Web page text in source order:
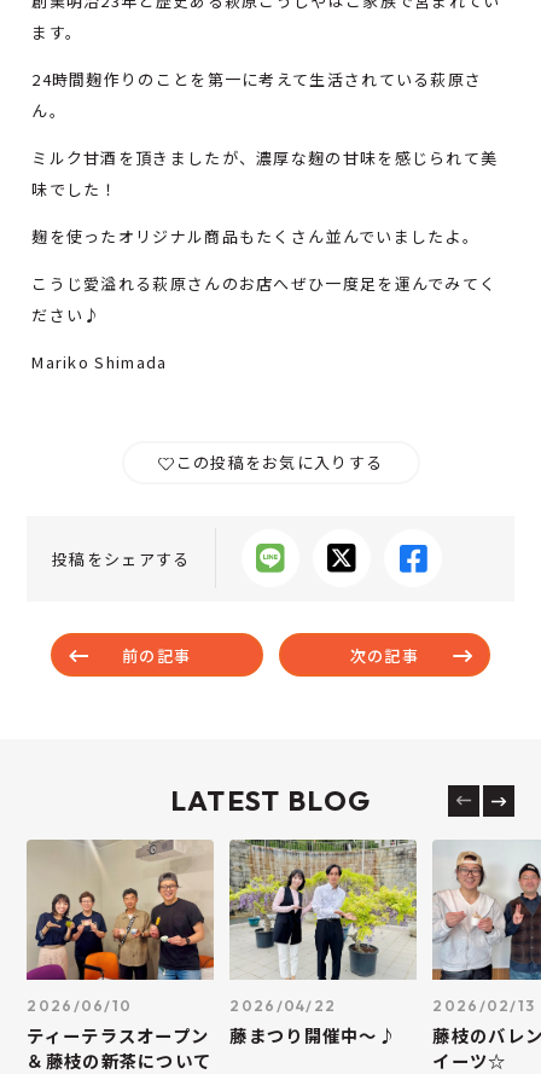
ます。
24時間麹作りのことを第一に考えて生活されている萩原さ
ん。
ミルク甘酒を頂きましたが、濃厚な麹の甘味を感じられて美
味でした！
麹を使ったオリジナル商品もたくさん並んでいましたよ。
こうじ愛溢れる萩原さんのお店へぜひ一度足を運んでみてく
ださい♪
Mariko Shimada
この投稿をお気に入りする
投稿をシェアする
前の記事 次の記事
LATEST BLOG
2026/06/10
ティーテラスオープン
＆藤枝の新茶について
2026/04/22
藤まつり開催中～♪
2026/02/13
藤枝のバレ
イーツ☆